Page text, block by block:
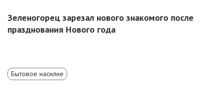
Зеленогорец зарезал нового знакомого после
празднования Нового года
Бытовое насилие